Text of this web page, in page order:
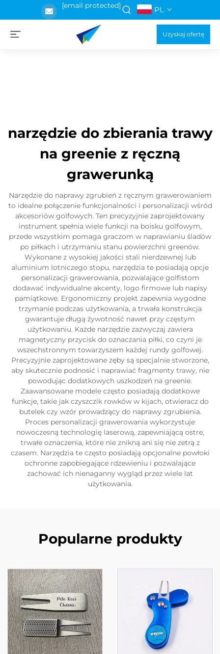
[email protected] PL
Uzyskaj ofertę
narzędzie do zbierania trawy
na greenie z ręczną
grawerunką
Narzędzie do naprawy zgrubień z ręcznym grawerowaniem
to idealne połączenie funkcjonalności i personalizacji wśród
akcesoriów golfowych. Ten precyzyjnie zaprojektowany
instrument spełnia wiele funkcji na boisku golfowym,
przede wszystkim pomaga graczom w naprawianiu śladów
po piłkach i utrzymaniu stanu powierzchni greenów.
Wykonane z wysokiej jakości stali nierdzewnej lub
aluminium lotniczego stopu, narzędzia te posiadają opcje
personalizacji grawerowania, pozwalające golfistom
dodawać indywidualne akcenty, logo firmowe lub napisy
pamiątkowe. Ergonomiczny projekt zapewnia wygodne
trzymanie podczas użytkowania, a trwała konstrukcja
gwarantuje długą żywotność nawet przy częstym
użytkowaniu. Każde narzędzie zazwyczaj zawiera
magnetyczny przycisk do oznaczania piłki, co czyni je
wszechstronnym towarzyszem każdej rundy golfowej.
Precyzyjnie zaprojektowane zęby są specjalnie stworzone,
aby skutecznie podnosić i naprawiać fragmenty trawy, nie
powodując dodatkowych uszkodzeń na greenie.
Zaawansowane modele często posiadają dodatkowe
funkcje, takie jak czyszczik rowków w kijach, otwieracz do
butelek czy wzór prowadzący do naprawy zgrubienia.
Proces personalizacji grawerowania wykorzystuje
nowoczesną technologię laserową, zapewniającą ostre,
trwałe oznaczenia, które nie znikną ani się nie zetrą z
czasem. Narzędzia te często posiadają opcjonalne powłoki
ochronne zapobiegające rdzewieniu i pozwalające
zachować ich nienaganny wygląd przez wiele lat
użytkowania.
Popularne produkty